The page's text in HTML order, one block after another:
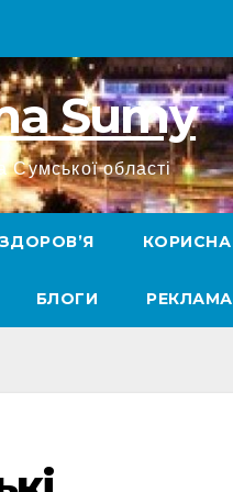
Sumy
області
ЗДОРОВ’Я КОРИСНА
БЛОГИ РЕКЛАМА